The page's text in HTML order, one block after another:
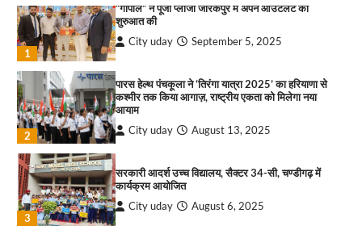
1
“वोकल फॉर लोकल” से “लोकल टू ग्लोबल” की ओर भारत
का बढ़ता कदम, 12 से 15 अगस्त तक भारत मंडपम में होगा
भव्य भारत व्यापार महोत्सव : हरीश गर्ग
City uday August 6, 2026
3
सोलर एनर्जी वेंडर्स एसोसिएशन (सेवा) ने पंजाब में सौर
परियोजनाओं की बाधाओं को दूर करने के लिए पीएसपीसीएल
और एमएनआरई के उच्च अधिकारियों से की मुलाकात
City uday August 6, 2026
₹227 करोड़ का ‘टेबल एजेंडा घोटाला’ भाजपा के
भ्रष्टाचार, तानाशाही और लोकतंत्र की हत्या का सबसे बड़ा
1
“गोपाल” ने पूजा प्लाजा जीरकपुर में अपने आउटलेट की
शुरुआत की
City uday September 5, 2025
2
पारस हेल्थ पंचकूला ने ‘तिरंगा यात्रा 2025’ का हरियाणा से
कश्मीर तक किया आगाज़, राष्ट्रीय एकता को मिलेगा नया
आयाम
City uday August 13, 2025
3
सरकारी आदर्श उच्च विद्यालय, सैक्टर 34-सी, चण्डीगढ़ में
कार्यक्रम आयोजित
City uday August 6, 2025